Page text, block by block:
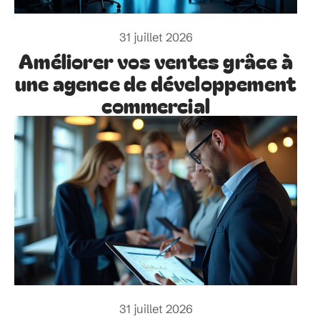
31 juillet 2026
Améliorer vos ventes grâce à
une agence de développement
commercial
31 juillet 2026